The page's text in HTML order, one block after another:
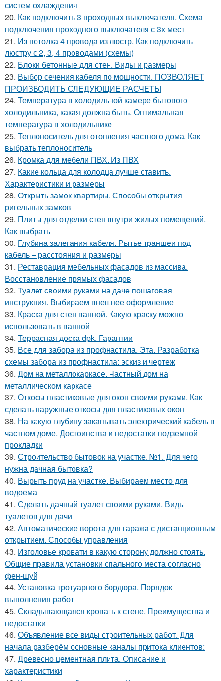
систем охлаждения
20. Как подключить 3 проходных выключателя. Схема
подключения проходного выключателя с 3х мест
21. Из потолка 4 провода из люстр. Как подключить
люстру с 2, 3, 4 проводами (схемы)
22. Блоки бетонные для стен. Виды и размеры
23. Выбор сечения кабеля по мощности. ПОЗВОЛЯЕТ
ПРОИЗВОДИТЬ СЛЕДУЮЩИЕ РАСЧЕТЫ
24. Температура в холодильной камере бытового
холодильника, какая должна быть. Оптимальная
температура в холодильнике
25. Теплоноситель для отопления частного дома. Как
выбрать теплоноситель
26. Кромка для мебели ПВХ. Из ПВХ
27. Какие кольца для колодца лучше ставить.
Характеристики и размеры
28. Открыть замок квартиры. Способы открытия
ригельных замков
29. Плиты для отделки стен внутри жилых помещений.
Как выбрать
30. Глубина залегания кабеля. Рытье траншеи под
кабель – расстояния и размеры
31. Реставрация мебельных фасадов из массива.
Восстановление прямых фасадов
32. Туалет своими руками на даче пошаговая
инструкция. Выбираем внешнее оформление
33. Краска для стен ванной. Какую краску можно
использовать в ванной
34. Террасная доска dpk. Гарантии
35. Все для забора из профнастила. Эта. Разработка
схемы забора из профнастила: эскиз и чертеж
36. Дом на металлокаркасе. Частный дом на
металлическом каркасе
37. Откосы пластиковые для окон своими руками. Как
сделать наружные откосы для пластиковых окон
38. На какую глубину закапывать электрический кабель в
частном доме. Достоинства и недостатки подземной
прокладки
39. Строительство бытовок на участке. №1. Для чего
нужна дачная бытовка?
40. Вырыть пруд на участке. Выбираем место для
водоема
41. Сделать дачный туалет своими руками. Виды
туалетов для дачи
42. Автоматические ворота для гаража с дистанционным
открытием. Способы управления
43. Изголовье кровати в какую сторону должно стоять.
Общие правила установки спального места согласно
фен-шуй
44. Установка тротуарного бордюра. Порядок
выполнения работ
45. Складывающаяся кровать к стене. Преимущества и
недостатки
46. Объявление все виды строительных работ. Для
начала разберём основные каналы притока клиентов:
47. Древесно цементная плита. Описание и
характеристики